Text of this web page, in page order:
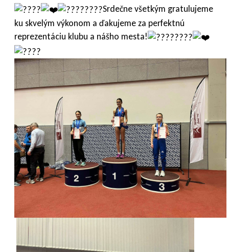
Srdečne všetkým gratulujeme
ku skvelým výkonom a ďakujeme za perfektnú
reprezentáciu klubu a nášho mesta!